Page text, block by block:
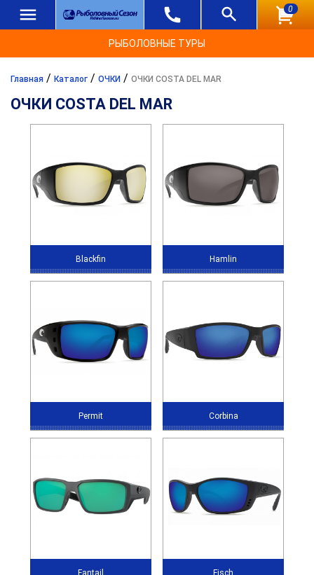
0
РЫБОЛОВНЫЕ ТУРЫ
Главная / Каталог / ОЧКИ / ОЧКИ COSTA DEL MAR
ОЧКИ COSTA DEL MAR
Blackfin Hamlin
Permit Corbina
Fantail Fisch